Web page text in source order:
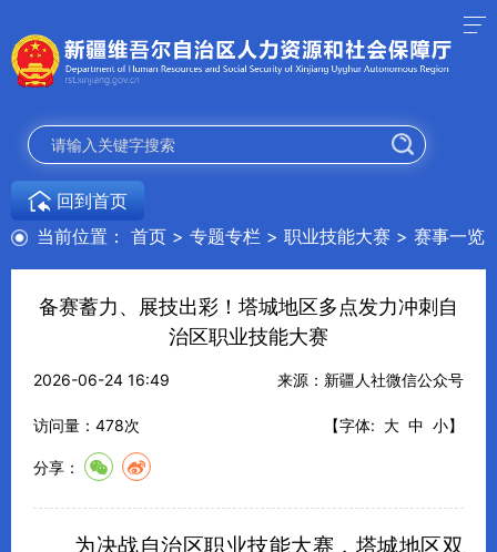
当前位置： 首页 > 专题专栏 > 职业技能大赛 > 赛事一览
回到首页
备赛蓄力、展技出彩！塔城地区多点发力冲刺自
治区职业技能大赛
2026-06-24 16:49 来源：新疆人社微信公众号
访问量： 478次 【字体: 大 中 小】
分享：
为决战自治区职业技能大赛，塔城地区双